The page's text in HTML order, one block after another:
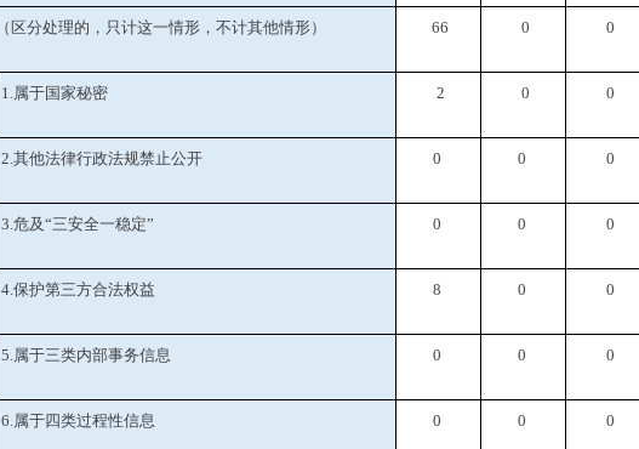
（区分处理的，只计这一情形，不计其他情形） 66 0 0
1.属于国家秘密 2 0 0
2.其他法律行政法规禁止公开 0 0 0
3.危及“三安全一稳定” 0 0 0
4.保护第三方合法权益 8 0 0
5.属于三类内部事务信息 0 0 0
6.属于四类过程性信息 0 0 0